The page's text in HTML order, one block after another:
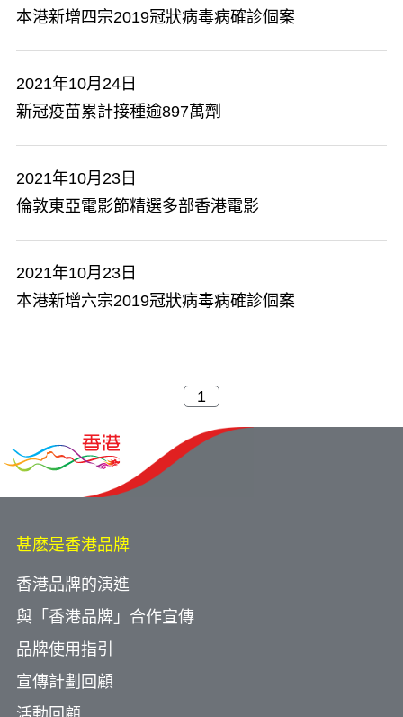
本港新增四宗2019冠狀病毒病確診個案
2021年10月24日
新冠疫苗累計接種逾897萬劑
2021年10月23日
倫敦東亞電影節精選多部香港電影
2021年10月23日
本港新增六宗2019冠狀病毒病確診個案
甚麽是香港品牌
香港品牌的演進
與「香港品牌」合作宣傳
品牌使用指引
宣傳計劃回顧